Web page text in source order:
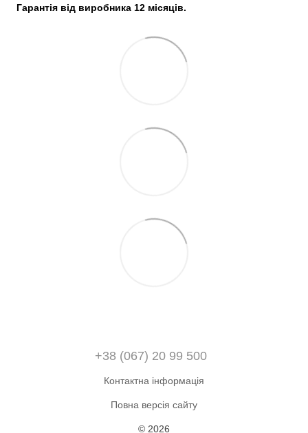
Гарантія від виробника 12 місяців.
+38 (067) 20 99 500
Контактна інформація
Повна версія сайту
© 2026